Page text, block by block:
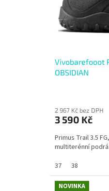
Vivobarefooot
OBSIDIAN
2 967 Kč bez DPH
3 590 Kč
Primus Trail 3.5
multiterénní
37
38
NOVINKA